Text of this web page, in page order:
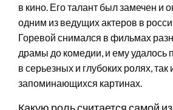
в кино. Его талант был замечен и
одним из ведущих актеров в
Горевой снимался в фильмах
драмы до комедии, и ему удалось
в серьезных и глубоких ролях, так
запоминающихся картинах.